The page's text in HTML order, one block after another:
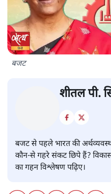
बजट
शीतल पी.
बजट से पहले भारत की
कौन-से गहरे संकट छिपे हैं?
का गहन विश्लेषण पढ़िए।